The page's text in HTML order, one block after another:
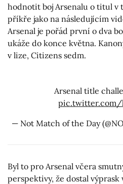
hodnotit boj Arsenalu o titul v
příkře jako na následujícím
Arsenal je pořád první o dva
ukáže do konce května.
v lize, Citizens sedm.
Arsenal title
pic.twitter.com/
— Not Match of the Day
Byl to pro Arsenal včera
perspektivy, že dostal